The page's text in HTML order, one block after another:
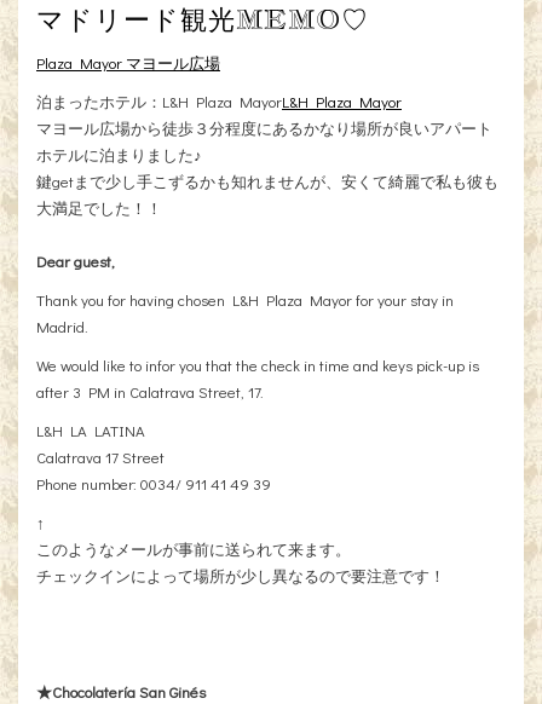
マドリード観光MEMO♡
Plaza Mayor マヨール広場
泊まったホテル：L&H Plaza MayorL&H Plaza Mayor
マヨール広場から徒歩３分程度にあるかなり場所が良いアパート
ホテルに泊まりました♪
鍵getまで少し手こずるかも知れませんが、安くて綺麗で私も彼も
大満足でした！！
Dear guest,
Thank you for having chosen L&H Plaza Mayor for your stay in
Madrid.
We would like to infor you that the check in time and keys pick-up is
after 3 PM in Calatrava Street, 17.
L&H LA LATINA
Calatrava 17 Street
Phone number: 0034/ 911 41 49 39
↑
このようなメールが事前に送られて来ます。
チェックインによって場所が少し異なるので要注意です！
★Chocolatería San Ginés